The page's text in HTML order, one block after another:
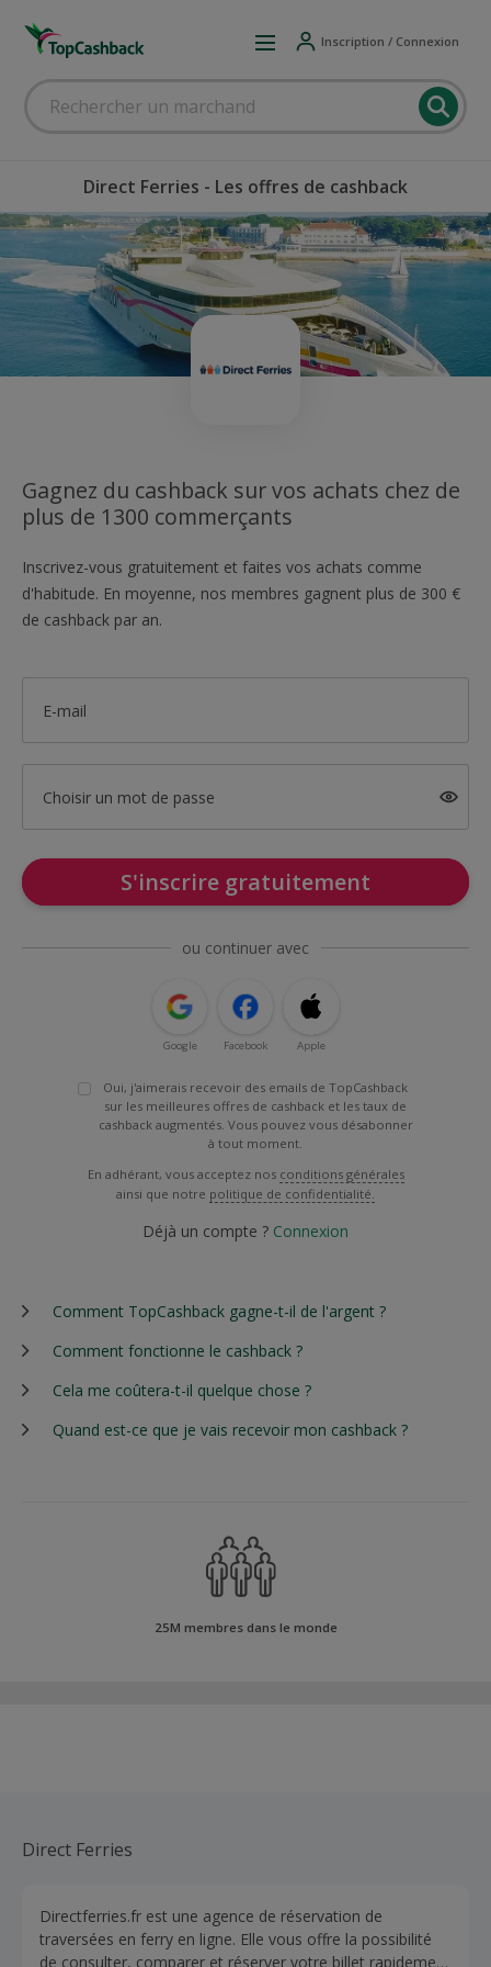
Inscription / Connexion
Direct Ferries - Les offres de cashback
Gagnez du cashback sur vos achats chez de
plus de 1300 commerçants
Inscrivez-vous gratuitement et faites vos achats comme
d'habitude. En moyenne, nos membres gagnent plus de 300 €
de cashback par an.
E-mail
Choisir un mot de passe
S'inscrire gratuitement
ou continuer avec
Google Facebook Apple
Oui, j'aimerais recevoir des emails de TopCashback
sur les meilleures offres de cashback et les taux de
cashback augmentés. Vous pouvez vous désabonner
à tout moment.
En adhérant, vous acceptez nos conditions générales
ainsi que notre politique de confidentialité.
Déjà un compte ? Connexion
Comment TopCashback gagne-t-il de l'argent ?
Comment fonctionne le cashback ?
Cela me coûtera-t-il quelque chose ?
Quand est-ce que je vais recevoir mon cashback ?
25M membres dans le monde
Direct Ferries
Directferries.fr est une agence de réservation de
traversées en ferry en ligne. Elle vous offre la possibilité
de consulter, comparer et réserver votre billet rapidement